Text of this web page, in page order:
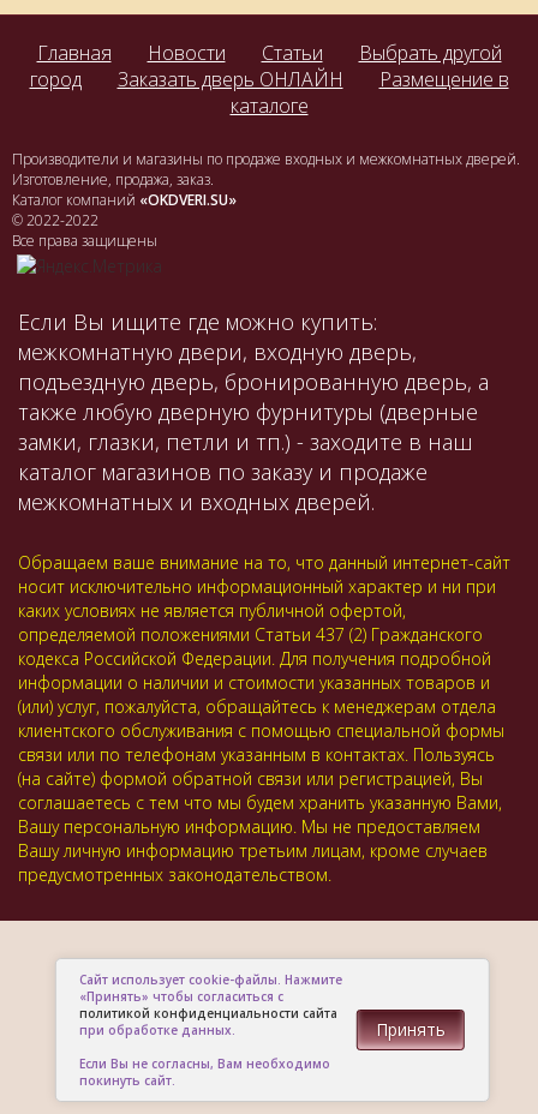
Главная Новости Статьи
Выбрать другой
город
Заказать дверь ОНЛАЙН
Размещение в
каталоге
Производители и магазины по продаже входных и межкомнатных дверей.
Изготовление, продажа, заказ.
Каталог компаний «OKDVERI.SU»
© 2022-2022
Все права защищены
Если Вы ищите где можно купить:
межкомнатную двери, входную дверь,
подъездную дверь, бронированную дверь, а
также любую дверную фурнитуры (дверные
замки, глазки, петли и тп.) - заходите в наш
каталог магазинов по заказу и продаже
межкомнатных и входных дверей.
Обращаем ваше внимание на то, что данный интернет-сайт
носит исключительно информационный характер и ни при
каких условиях не является публичной офертой,
определяемой положениями Статьи 437 (2) Гражданского
кодекса Российской Федерации. Для получения подробной
информации о наличии и стоимости указанных товаров и
(или) услуг, пожалуйста, обращайтесь к менеджерам отдела
клиентского обслуживания с помощью специальной формы
связи или по телефонам указанным в контактах. Пользуясь
(на сайте) формой обратной связи или регистрацией, Вы
соглашаетесь с тем что мы будем хранить указанную Вами,
Вашу персональную информацию. Мы не предоставляем
Вашу личную информацию третьим лицам, кроме случаев
предусмотренных законодательством.
Сайт использует cookie-файлы. Нажмите
«Принять» чтобы согласиться с
политикой конфиденциальности сайта
при обработке данных.
Если Вы не согласны, Вам необходимо
покинуть сайт.
Принять